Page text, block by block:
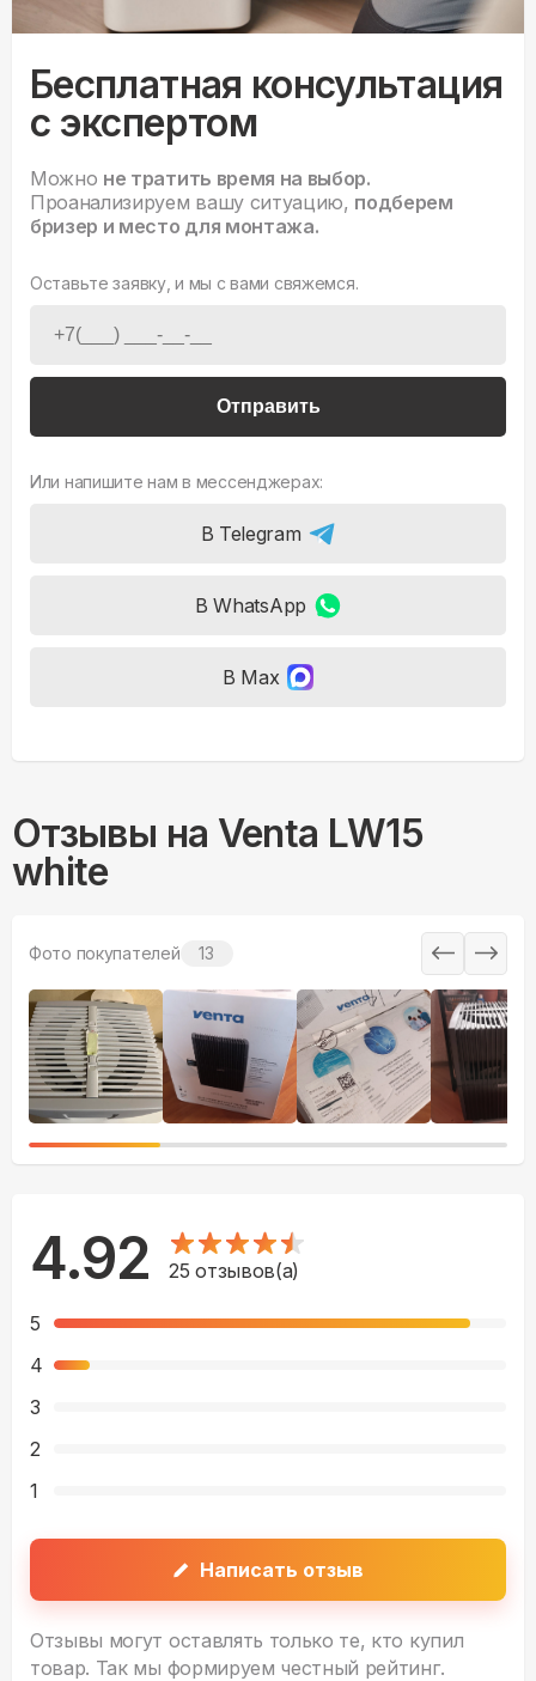
Бесплатная консультация
с экспертом
Можно не тратить время на выбор.
Проанализируем вашу ситуацию, подберем
бризер и место для монтажа.
Оставьте заявку, и мы с вами свяжемся.
Отправить
Или напишите нам в мессенджерах:
В Telegram
В WhatsApp
В Max
Отзывы на Venta LW15
white
Фото покупателей 13
4.92 25 отзывов(а)
5
4
3
2
1
Написать отзыв
Отзывы могут оставлять только те, кто купил
товар. Так мы формируем честный рейтинг.